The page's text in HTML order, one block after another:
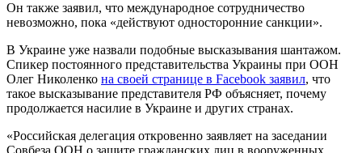
Он также заявил, что международное сотрудничество
невозможно, пока «действуют односторонние санкции».
В Украине уже назвали подобные высказывания шантажом.
Спикер постоянного представительства Украины при ООН
Олег Николенко на своей странице в Facebook заявил, что
такое высказывание представителя РФ объясняет, почему
продолжается насилие в Украине и других странах.
«Российская делегация откровенно заявляет на заседании